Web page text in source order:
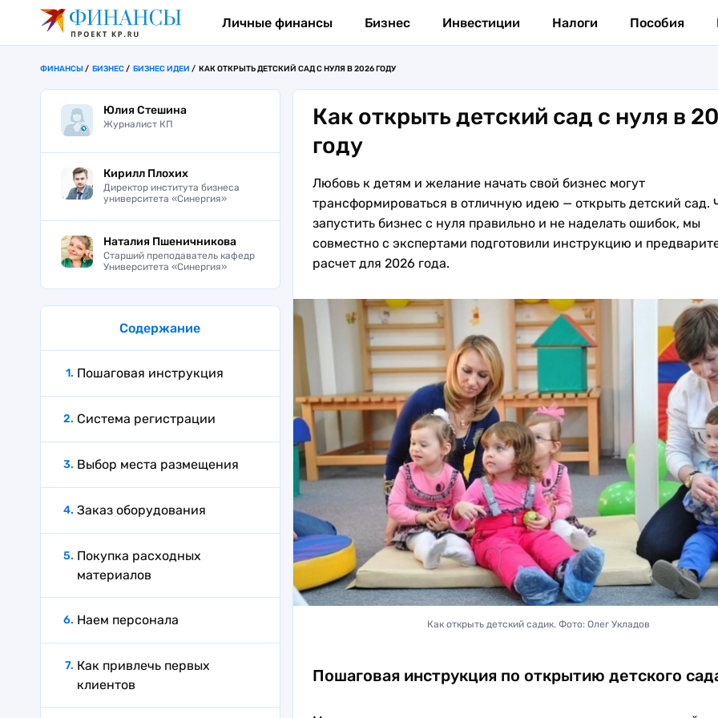
Личные финансы Бизнес Инвестиции Налоги Пособия
ФИНАНСЫ БИЗНЕС БИЗНЕС ИДЕИ КАК ОТКРЫТЬ ДЕТСКИЙ САД С НУЛЯ В 2026 ГОДУ
Юлия Стешина
Журналист КП
Кирилл Плохих
Директор института бизнеса
университета «Синергия»
Наталия Пшеничникова
Старший преподаватель кафедр
Университета «Синергия»
Содержание
Пошаговая инструкция
Система регистрации
Выбор места размещения
Заказ оборудования
Покупка расходных
материалов
Наем персонала
Как привлечь первых
клиентов
Как открыть детский сад с нуля в
году
Любовь к детям и желание начать свой бизнес могут
трансформироваться в отличную идею — открыть детский сад.
запустить бизнес с нуля правильно и не наделать ошибок, мы
совместно с экспертами подготовили инструкцию и
расчет для 2026 года.
Как открыть детский садик. Фото: Олег Укладов
Пошаговая инструкция по открытию детского